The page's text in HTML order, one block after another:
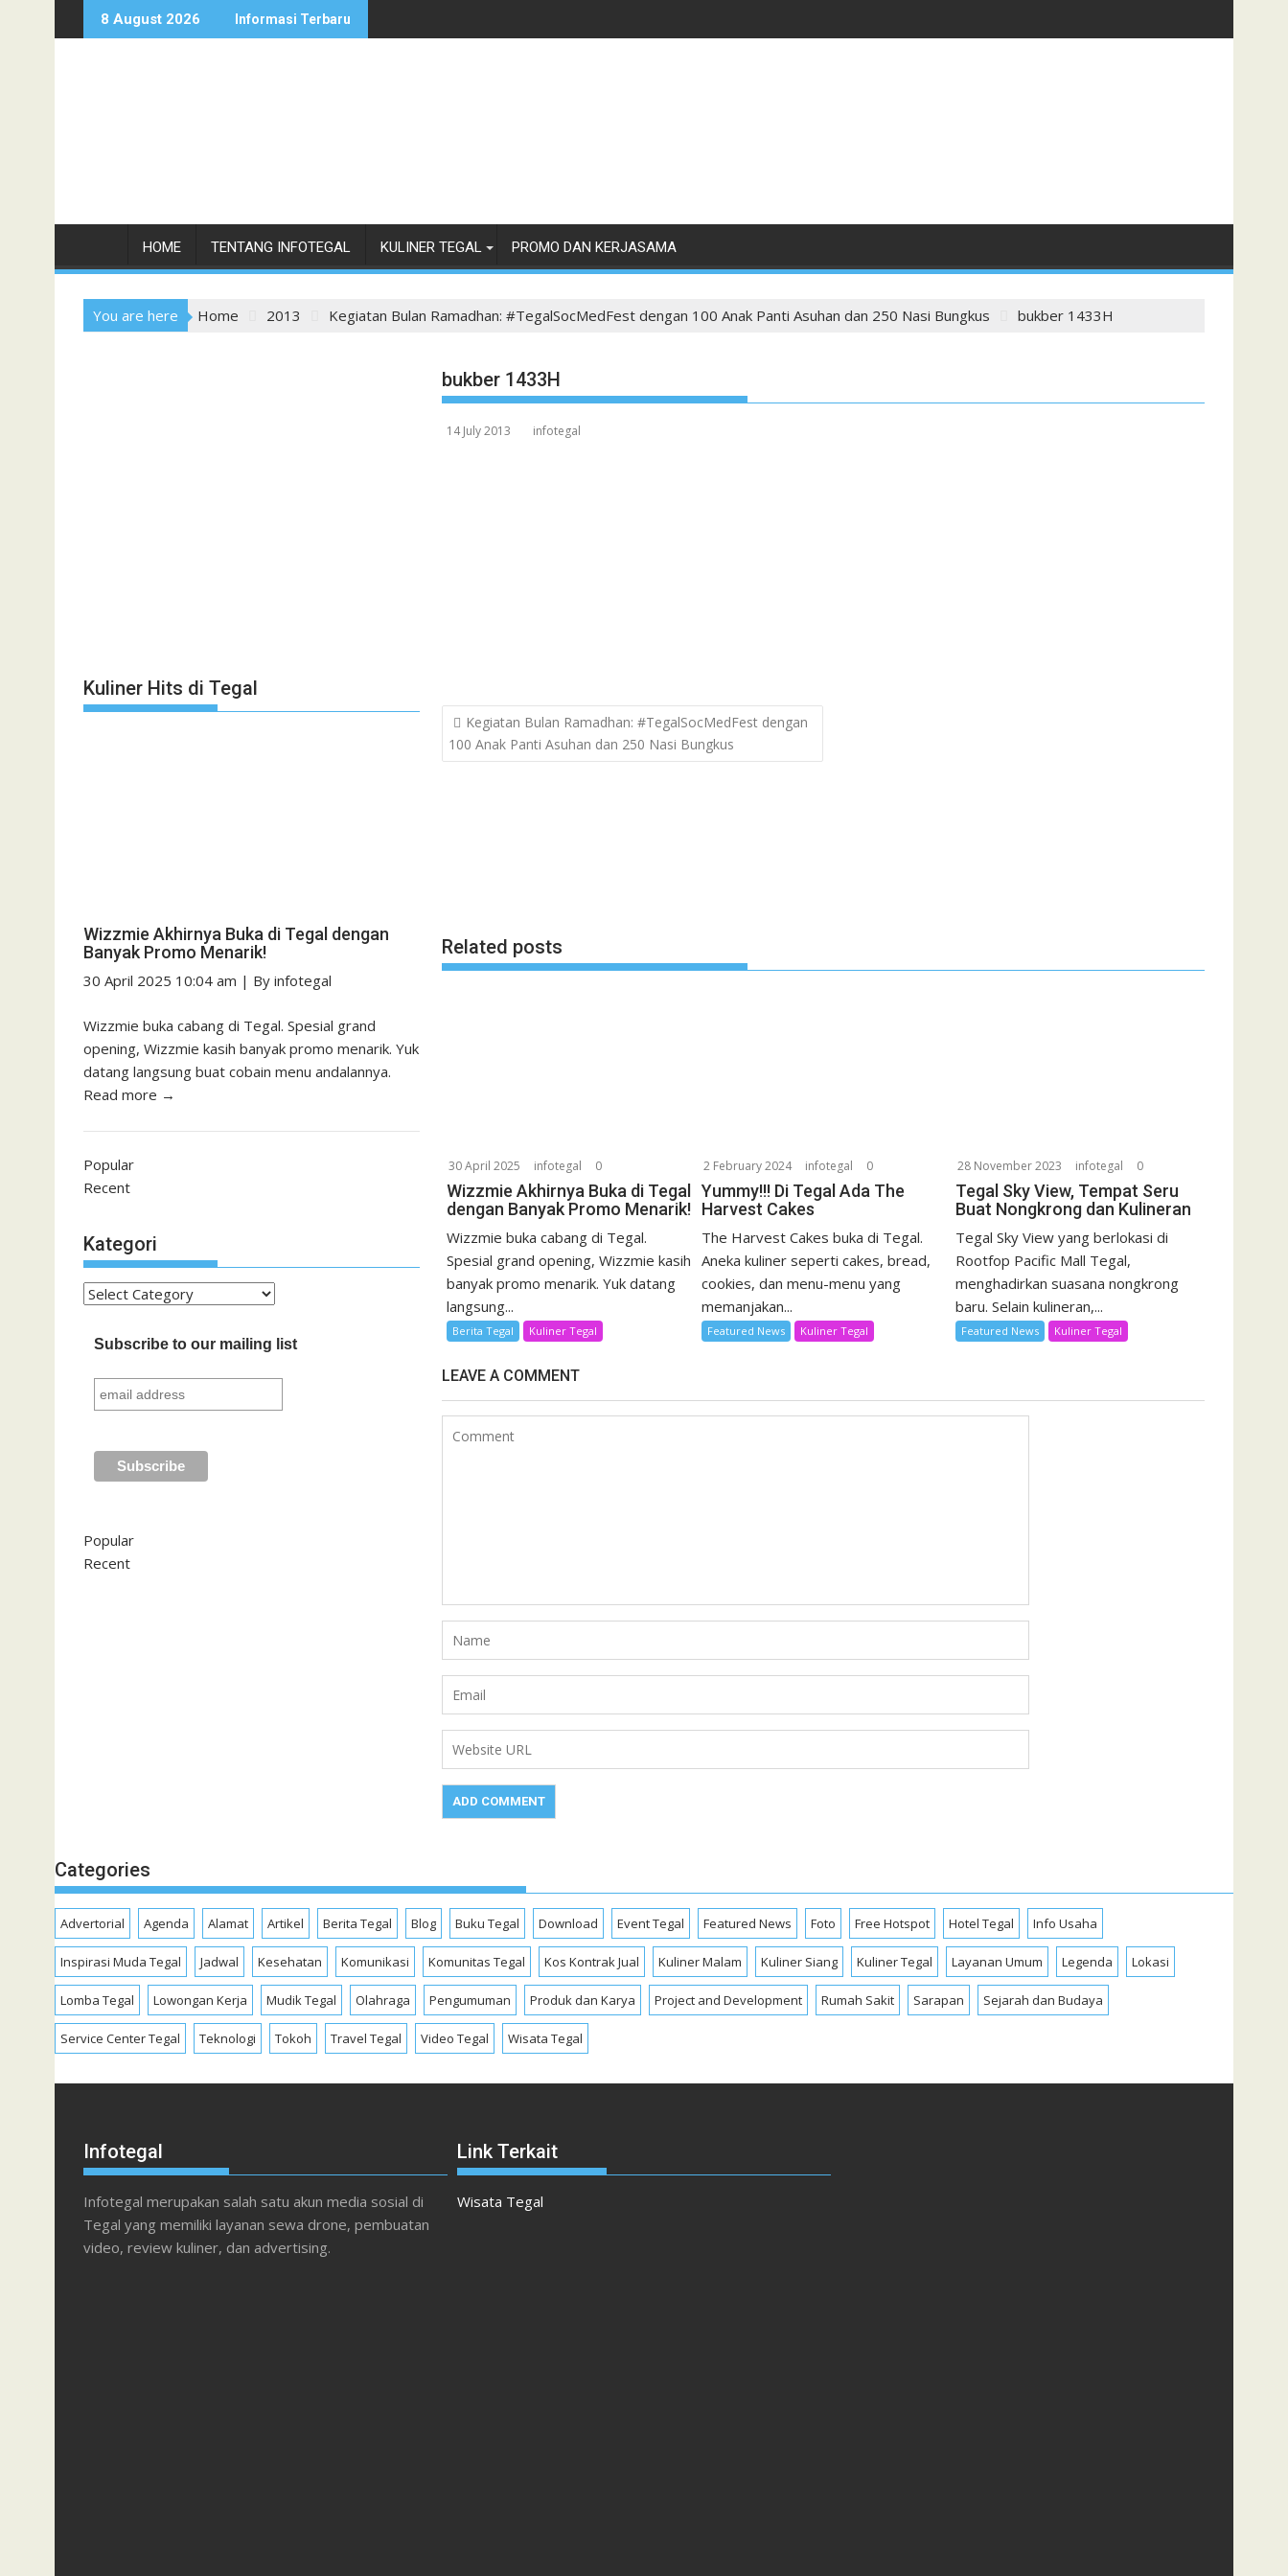
to
8 August 2026 Informasi Terbaru
HOME TENTANG INFOTEGAL KULINER TEGAL PROMO DAN KERJASAMA
You are here Home 2013 Kegiatan Bulan Ramadhan: #TegalSocMedFest dengan 100 Anak Panti Asuhan dan 250 Nasi Bungkus bukber 1433H
bukber 1433H
14 July 2013 infotegal
Post
navigation
Kegiatan Bulan Ramadhan: #TegalSocMedFest dengan
100 Anak Panti Asuhan dan 250 Nasi Bungkus
Related posts
30 April 2025 infotegal 0
Wizzmie Akhirnya Buka di Tegal
dengan Banyak Promo Menarik!
Wizzmie buka cabang di Tegal.
Spesial grand opening, Wizzmie kasih
banyak promo menarik. Yuk datang
langsung...
Berita Tegal Kuliner Tegal
2 February 2024 infotegal 0
Yummy!!! Di Tegal Ada The
Harvest Cakes
The Harvest Cakes buka di Tegal.
Aneka kuliner seperti cakes, bread,
cookies, dan menu-menu yang
memanjakan...
Featured News Kuliner Tegal
28 November 2023 infotegal 0
Tegal Sky View, Tempat Seru
Buat Nongkrong dan Kulineran
Tegal Sky View yang berlokasi di
Rootfop Pacific Mall Tegal,
menghadirkan suasana nongkrong
baru. Selain kulineran,...
Featured News Kuliner Tegal
LEAVE A COMMENT
Kuliner Hits di Tegal
Wizzmie Akhirnya Buka di Tegal dengan
Banyak Promo Menarik!
30 April 2025 10:04 am | By infotegal
Wizzmie buka cabang di Tegal. Spesial grand
opening, Wizzmie kasih banyak promo menarik. Yuk
datang langsung buat cobain menu andalannya.
Read more →
Popular
Recent
Kategori
Kategori
Subscribe to our mailing list
Popular
Recent
Categories
Advertorial Agenda Alamat Artikel Berita Tegal Blog Buku Tegal Download Event Tegal Featured News Foto Free Hotspot Hotel Tegal Info Usaha
Inspirasi Muda Tegal Jadwal Kesehatan Komunikasi Komunitas Tegal Kos Kontrak Jual Kuliner Malam Kuliner Siang Kuliner Tegal Layanan Umum Legenda Lokasi
Lomba Tegal Lowongan Kerja Mudik Tegal Olahraga Pengumuman Produk dan Karya Project and Development Rumah Sakit Sarapan Sejarah dan Budaya
Service Center Tegal Teknologi Tokoh Travel Tegal Video Tegal Wisata Tegal
Infotegal
Infotegal merupakan salah satu akun media sosial di
Tegal yang memiliki layanan sewa drone, pembuatan
video, review kuliner, dan advertising.
Link Terkait
Wisata Tegal